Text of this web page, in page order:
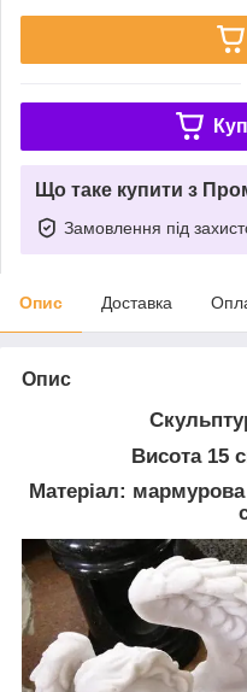
Що таке купити з
Замовлення під
Опис Доставка
Опис
Висота 15
Матеріал: